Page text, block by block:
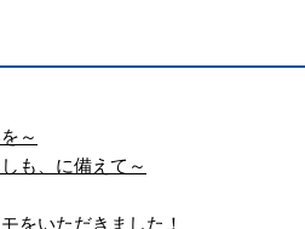
～
も、に備えて～
をいただきました！